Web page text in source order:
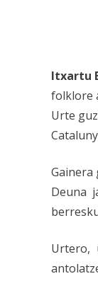
Itxartu
folklore
Urte
Gainera
Deuna
Urtero,